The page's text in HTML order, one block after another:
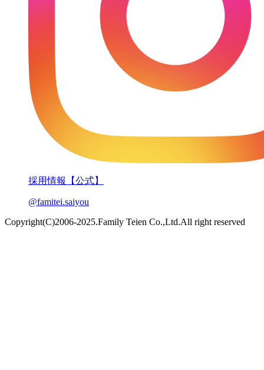
採用情報【公式】
@famitei.saiyou
Copyright(C)2006-2025.Family Teien Co.,Ltd.All right reserved